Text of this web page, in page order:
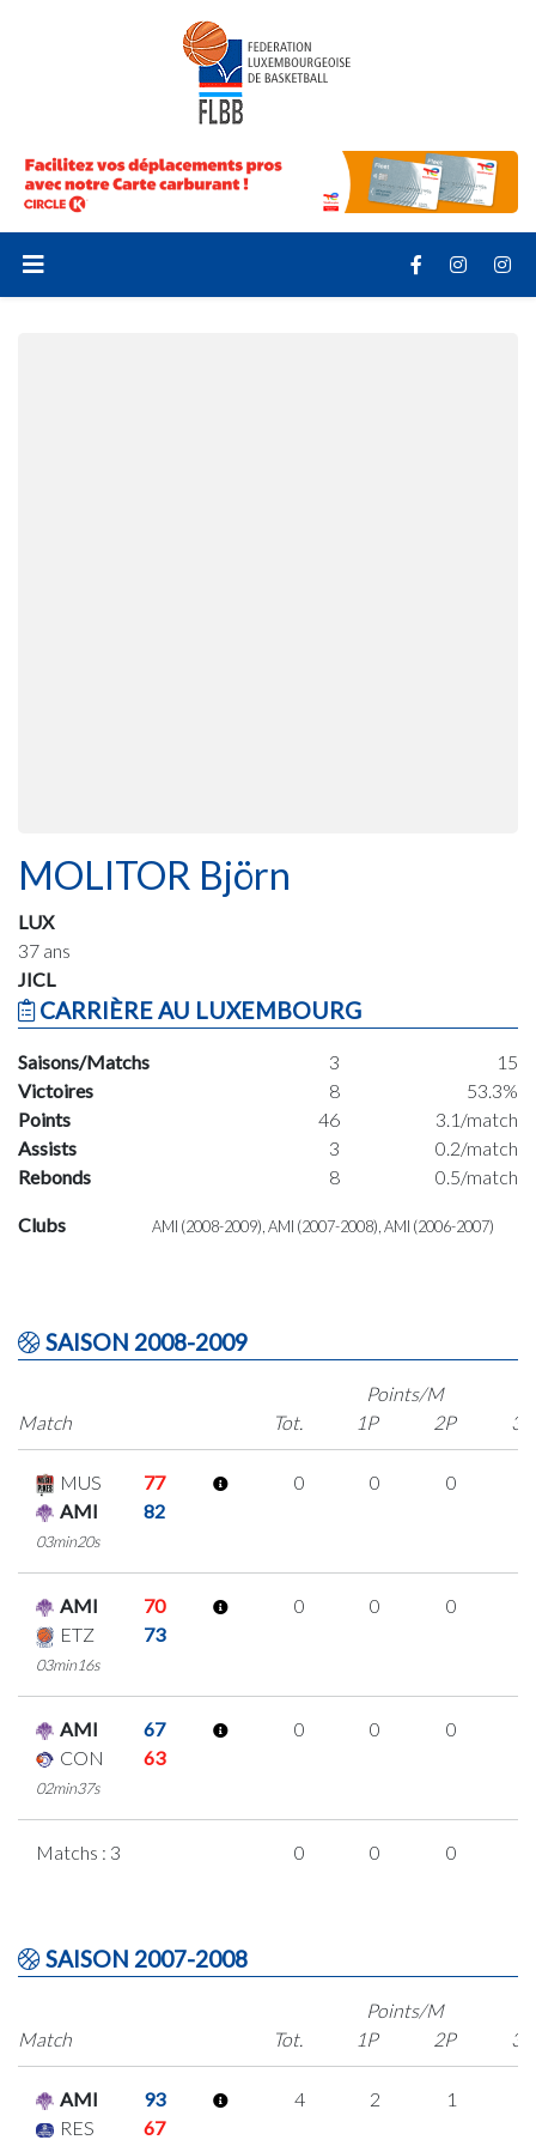
MOLITOR Björn
LUX
37 ans
JICL
CARRIÈRE AU LUXEMBOURG
Saisons/Matchs 3
15
Victoires
8
53.3%
Points
46
3.1/match
Assists
3
0.2/match
Rebonds
8 0.5/match
Clubs AMI (2008-2009), AMI (2007-2008), AMI (2006-2007)
SAISON 2008-2009
Match
Points/M
Tot.
1P 2P 3P
MUS
77
AMI
82
03min20s
0 0 0
AMI
70
ETZ
73
03min16s
0 0 0
AMI
67
CON
63
02min37s
0 0 0
Matchs : 3 0 0 0
SAISON 2007-2008
Match
Points/M
Tot.
1P 2P 3P
AMI
93
RES
67
4 2 1